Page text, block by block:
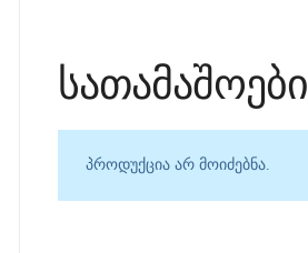
სათამაშოები
პროდუქცია არ მოიძებნა.